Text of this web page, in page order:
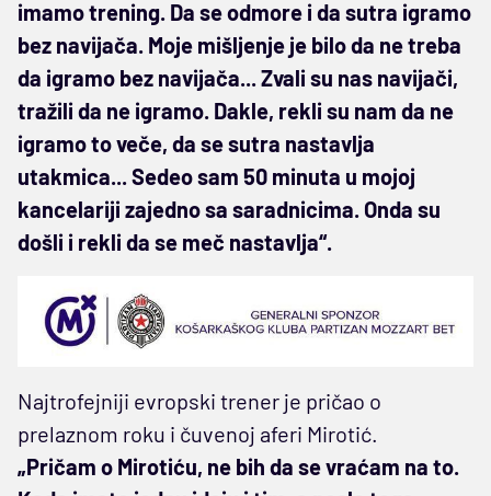
imamo trening. Da se odmore i da sutra igramo
bez navijača. Moje mišljenje je bilo da ne treba
da igramo bez navijača... Zvali su nas navijači,
tražili da ne igramo. Dakle, rekli su nam da ne
igramo to veče, da se sutra nastavlja
utakmica... Sedeo sam 50 minuta u mojoj
kancelariji zajedno sa saradnicima. Onda su
došli i rekli da se meč nastavlja“.
Najtrofejniji evropski trener je pričao o
prelaznom roku i čuvenoj aferi Mirotić.
„Pričam o Mirotiću, ne bih da se vraćam na to.